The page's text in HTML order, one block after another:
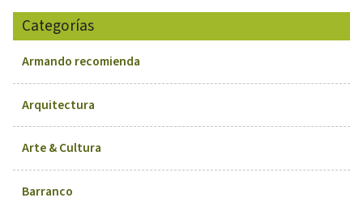
Categorías
Armando recomienda
Arquitectura
Arte & Cultura
Barranco